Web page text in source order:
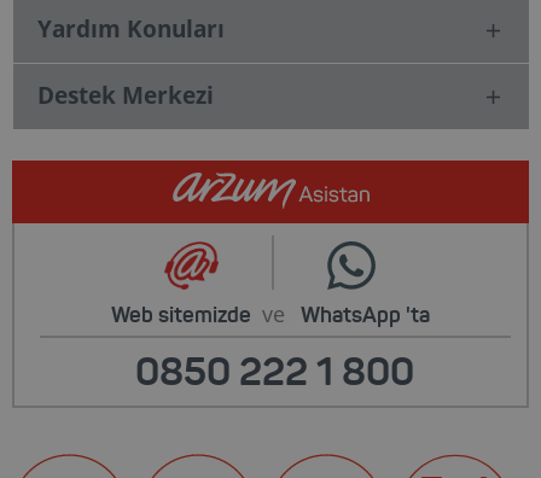
Yardım Konuları
Destek Merkezi
Web sitemizde ve WhatsApp 'ta
0850 222 1 800